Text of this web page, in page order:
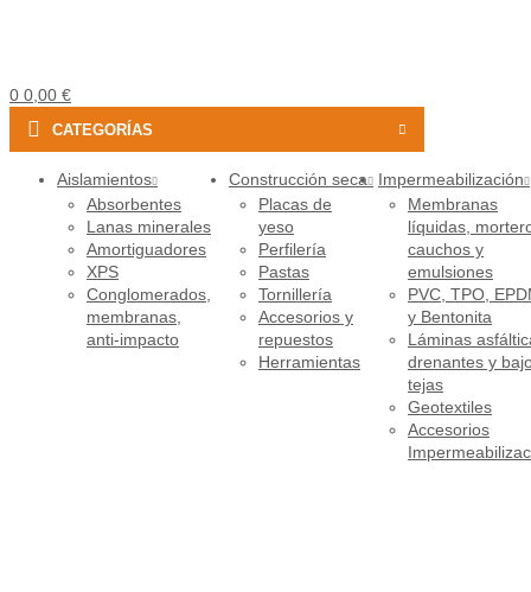
0 0,00 €
CATEGORÍAS
Aislamientos
Absorbentes
Lanas minerales
Amortiguadores
XPS
Conglomerados,
membranas,
anti-impacto
Construcción seca
Placas de
yeso
Perfilería
Pastas
Tornillería
Accesorios y
repuestos
Herramientas
Impermeabilización
Membranas
líquidas,
cauchos y
emulsiones
PVC, TPO,
y Bentonita
Láminas
drenantes y
tejas
Geotextiles
Accesorios